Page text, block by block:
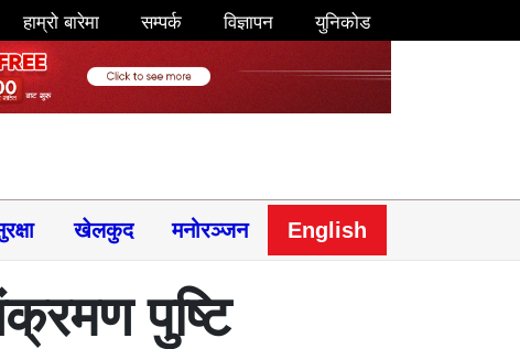
हाम्रो बारेमा सम्पर्क विज्ञापन युनिकोड
खेलकुद मनोरञ्जन English
पुष्टि